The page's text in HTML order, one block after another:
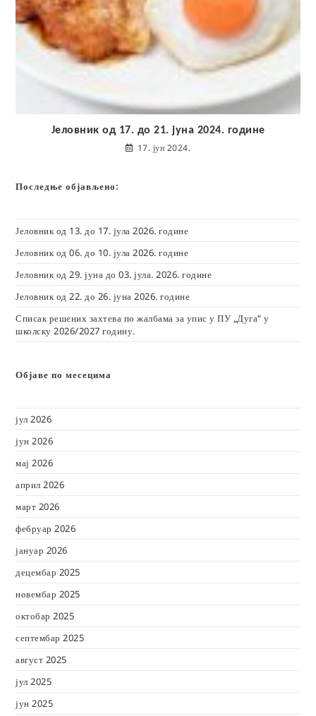
Јеловник од 17. до 21. јуна 2024. године
17. јун 2024.
Последње објављено:
Јеловник од 13. до 17. јула 2026. године
Јеловник од 06. до 10. јула 2026. године
Јеловник од 29. јуна до 03. јула. 2026. године
Јеловник од 22. до 26. јуна 2026. године
Списак решених захтева по жалбама за упис у ПУ „Дуга“ у
школску 2026/2027 годину.
Објаве по месецима
јул 2026
јун 2026
мај 2026
април 2026
март 2026
фебруар 2026
јануар 2026
децембар 2025
новембар 2025
октобар 2025
септембар 2025
август 2025
јул 2025
јун 2025